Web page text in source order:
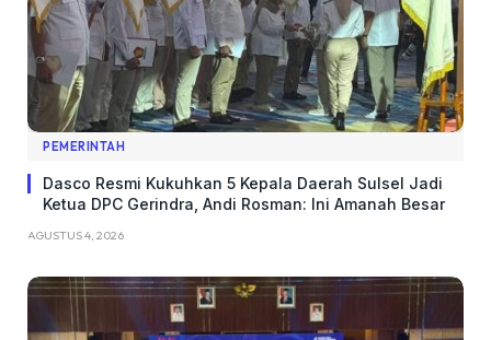
PEMERINTAH
Dasco Resmi Kukuhkan 5 Kepala Daerah Sulsel Jadi
Ketua DPC Gerindra, Andi Rosman: Ini Amanah Besar
AGUSTUS 4, 2026